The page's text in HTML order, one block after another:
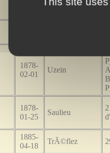
1878-
02-01
Uzein
1878-
01-25
Saulieu
1885-
04-18
TrÃ©flez